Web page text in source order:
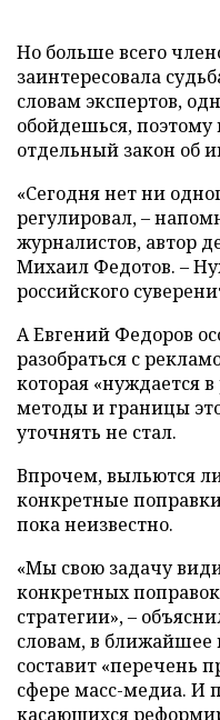
Но больше всего
заинтересовала
словам экспертов,
обойдешься, поэтому
отдельный закон об
«Сегодня нет ни
регулировал, –
журналистов, автор
Михаил Федотов. –
российского
А Евгений Федоров
разобраться с
которая «нуждается
методы и границы
уточнять не стал.
Впрочем, выльются
конкретные
пока неизвестно.
«Мы свою задачу
конкретных
стратегии», –
словам, в ближайшее
составит «перечень
сфере масс-медиа. И
касающихся